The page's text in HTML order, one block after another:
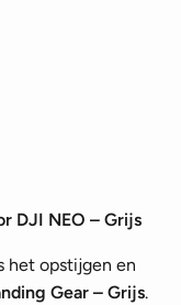
DJI NEO – Grijs
het opstijgen en
Gear – Grijs.